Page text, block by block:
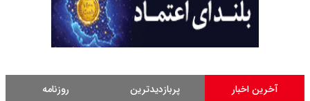
آخرین اخبار پربازدیدترین روزنامه